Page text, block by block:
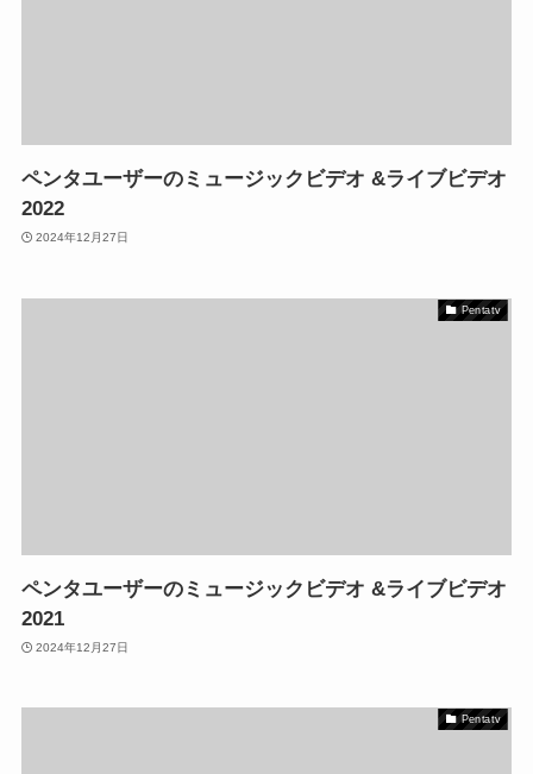
ペンタユーザーのミュージックビデオ &ライブビデオ
2022
2024年12月27日
Pentatv
ペンタユーザーのミュージックビデオ &ライブビデオ
2021
2024年12月27日
Pentatv